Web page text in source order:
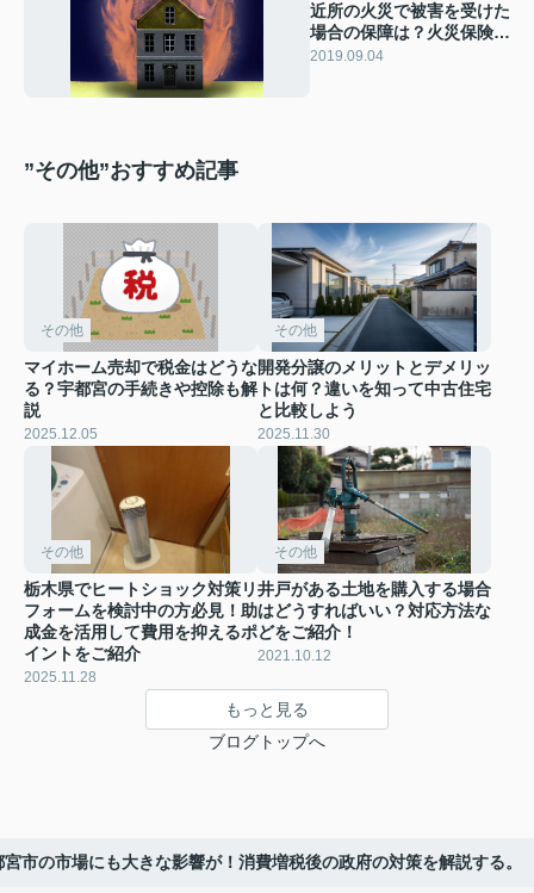
近所の火災で被害を受けた
場合の保障は？火災保険の
必要性を考える。
2019.09.04
”その他”おすすめ記事
その他
マイホーム売却で税金はどうな
る？宇都宮の手続きや控除も解
説
2025.12.05
その他
開発分譲のメリットとデメリッ
トは何？違いを知って中古住宅
と比較しよう
2025.11.30
その他
栃木県でヒートショック対策リ
フォームを検討中の方必見！助
成金を活用して費用を抑えるポ
イントをご紹介
2025.11.28
その他
井戸がある土地を購入する場合
はどうすればいい？対応方法な
どをご紹介！
2021.10.12
もっと見る
ブログトップへ
宮市の市場にも大きな影響が！消費増税後の政府の対策を解説する。